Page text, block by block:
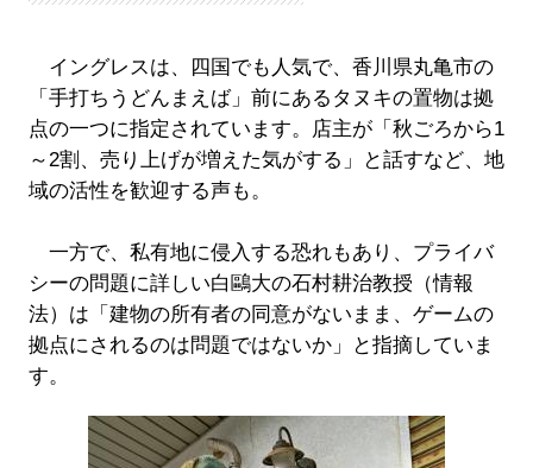
イングレスは、四国でも人気で、香川県丸亀市の
「手打ちうどんまえば」前にあるタヌキの置物は拠
点の一つに指定されています。店主が「秋ごろから1
～2割、売り上げが増えた気がする」と話すなど、地
域の活性を歓迎する声も。
一方で、私有地に侵入する恐れもあり、プライバ
シーの問題に詳しい白鷗大の石村耕治教授（情報
法）は「建物の所有者の同意がないまま、ゲームの
拠点にされるのは問題ではないか」と指摘していま
す。